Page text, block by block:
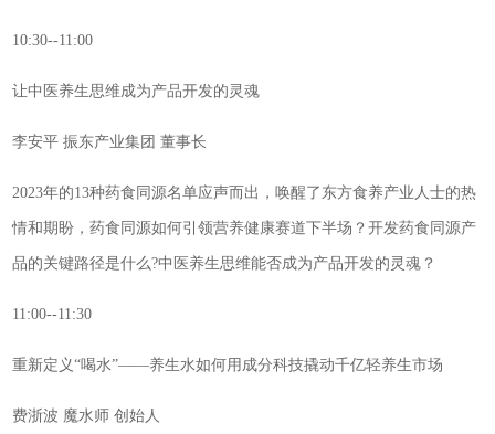
10:30--11:00
让中医养生思维成为产品开发的灵魂
李安平 振东产业集团 董事长
2023年的13种药食同源名单应声而出，唤醒了东方食养产业人士的热
情和期盼，药食同源如何引领营养健康赛道下半场？开发药食同源产
品的关键路径是什么?中医养生思维能否成为产品开发的灵魂？
11:00--11:30
重新定义“喝水”——养生水如何用成分科技撬动千亿轻养生市场
费浙波 魔水师 创始人